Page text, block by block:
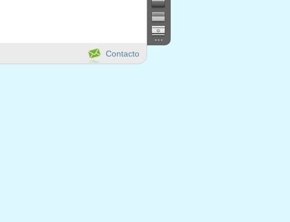
...
Contacto